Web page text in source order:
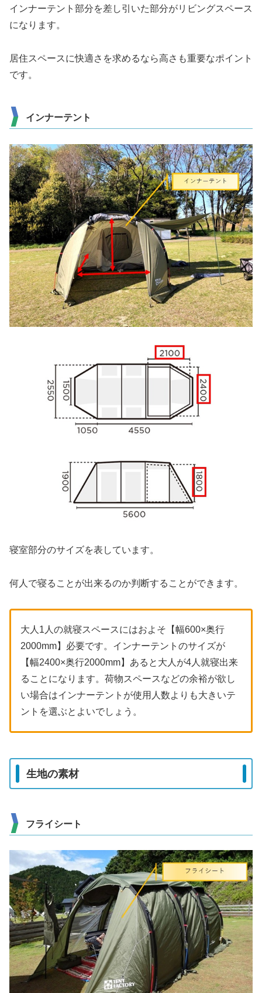
インナーテント部分を差し引いた部分がリビングスペース
になります。
居住スペースに快適さを求めるなら高さも重要なポイント
です。
インナーテント
寝室部分のサイズを表しています。
何人で寝ることが出来るのか判断することができます。
大人1人の就寝スペースにはおよそ【幅600×奥行
2000mm】必要です。インナーテントのサイズが
【幅2400×奥行2000mm】あると大人が4人就寝出来
ることになります。荷物スペースなどの余裕が欲し
い場合はインナーテントが使用人数よりも大きいテ
ントを選ぶとよいでしょう。
生地の素材
フライシート